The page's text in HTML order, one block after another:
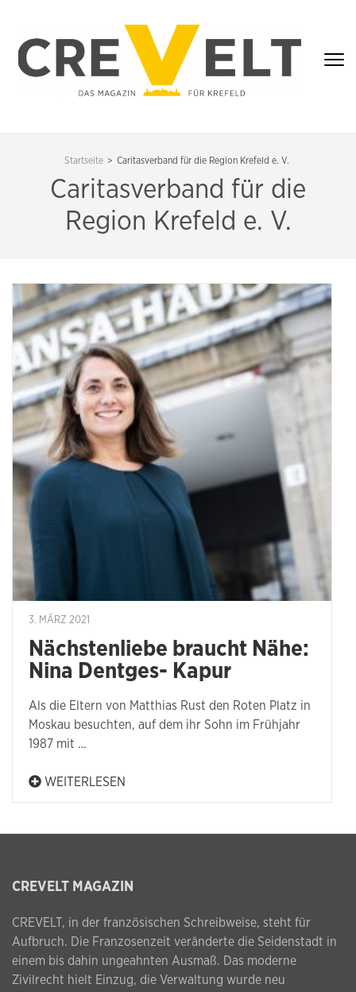
springen
(Enter
KREFELD
Startseite > Caritasverband für die Region Krefeld e. V.
Caritasverband für die
Region Krefeld e. V.
3. MÄRZ 2021
Nächstenliebe braucht Nähe:
Nina Dentges- Kapur
Als die Eltern von Matthias Rust den Roten Platz in
Moskau besuchten, auf dem ihr Sohn im Frühjahr
1987 mit …
WEITERLESEN
CREVELT MAGAZIN
CREVELT, in der französischen Schreibweise, steht für
Aufbruch. Die Franzosenzeit veränderte die Seidenstadt in
einem bis dahin ungeahnten Ausmaß. Das moderne
Zivilrecht hielt Einzug, die Verwaltung wurde neu